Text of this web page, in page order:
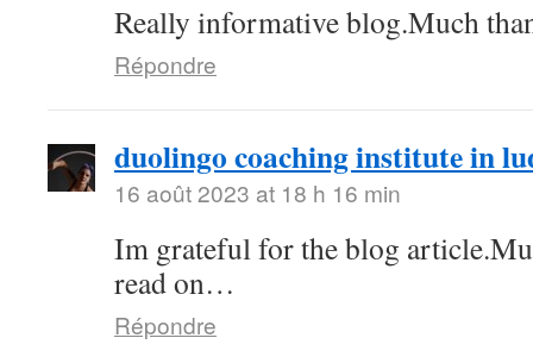
Really informative blog.Much
Répondre
duolingo coaching institute in
16 août 2023 at 18 h 16 min
Im grateful for the blog
read on…
Répondre